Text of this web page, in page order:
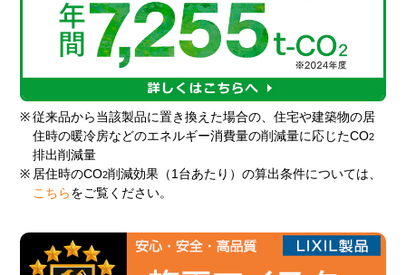
※ 従来品から当該製品に置き換えた場合の、住宅や建築物の居
住時の暖冷房などのエネルギー消費量の削減量に応じたCO2
排出削減量
※ 居住時のCO2削減効果（1台あたり）の算出条件については、
こちら をご覧ください。